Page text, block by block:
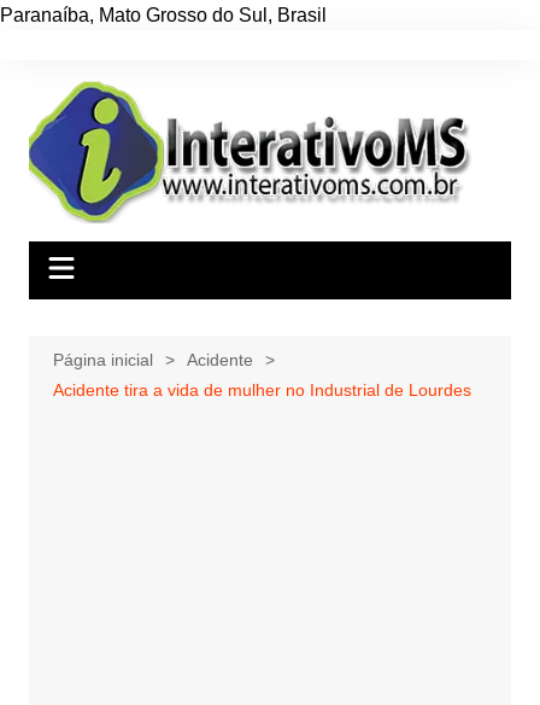
Paranaíba, Mato Grosso do Sul , Brasil
conteúdo
Página inicial
Acidente
Acidente tira a vida de mulher no Industrial de Lourdes